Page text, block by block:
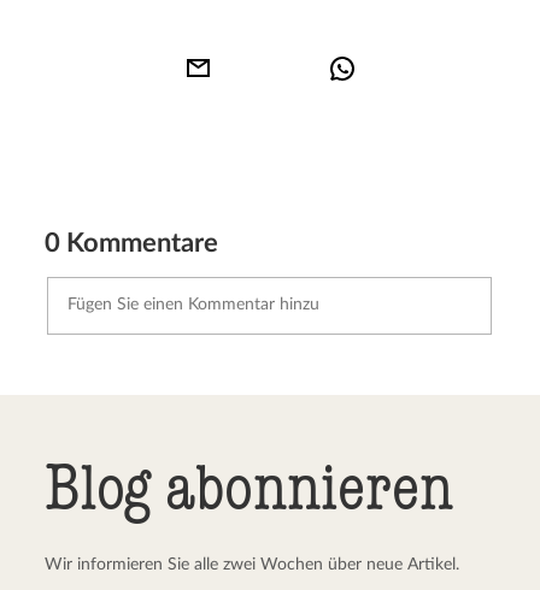
0 Kommentare
Blog abonnieren
Wir informieren Sie alle zwei Wochen über neue Artikel.